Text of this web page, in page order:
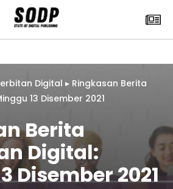
Digital ▸ Ringkasan Berita
13 Disember 2021
Berita
Digital:
Disember 2021